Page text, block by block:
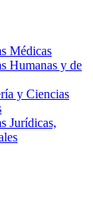
Médicas
Humanas y de
y Ciencias
Jurídicas,